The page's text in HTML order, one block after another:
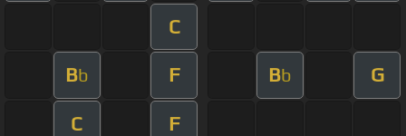
C
Bb F Bb G
C F